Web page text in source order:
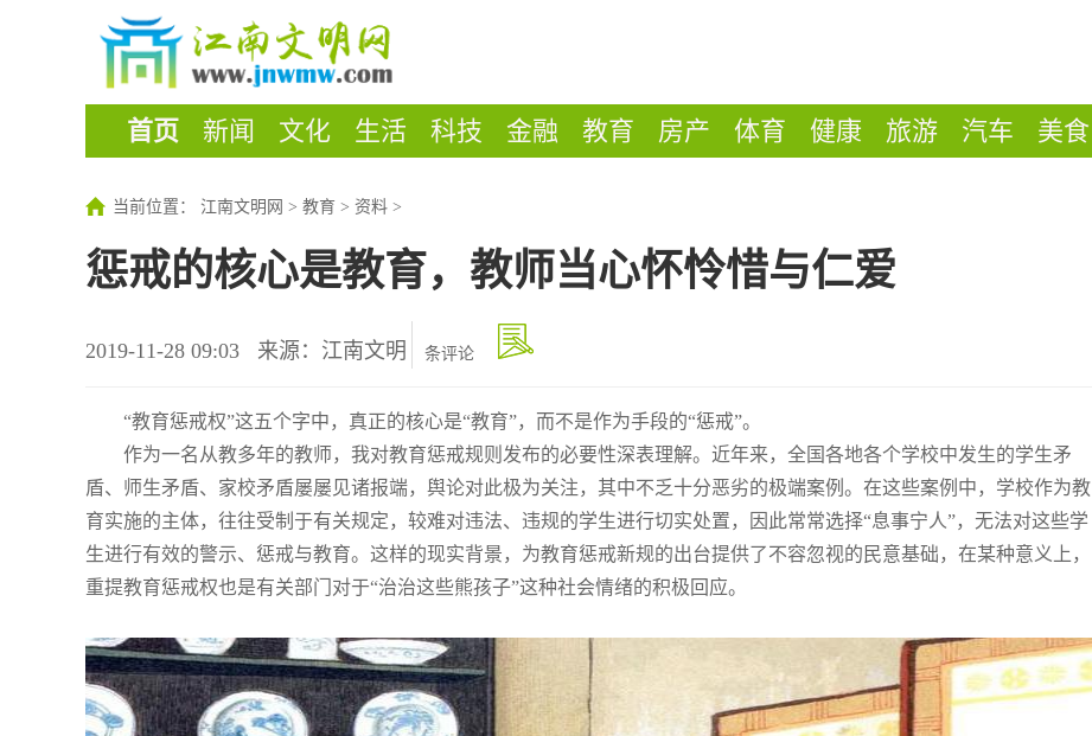
首页 新闻 文化 生活 科技 金融 教育 房产 体育 健康 旅游 汽车 美食
当前位置： 江南文明网 > 教育 > 资料 >
惩戒的核心是教育，教师当心怀怜惜与仁爱
2019-11-28 09:03 来源：江南文明 条评论
“教育惩戒权”这五个字中，真正的核心是“教育”，而不是作为手段的“惩戒”。
作为一名从教多年的教师，我对教育惩戒规则发布的必要性深表理解。近年来，全国各地各个学校中发生的学生矛
盾、师生矛盾、家校矛盾屡屡见诸报端，舆论对此极为关注，其中不乏十分恶劣的极端案例。在这些案例中，学校作为教
育实施的主体，往往受制于有关规定，较难对违法、违规的学生进行切实处置，因此常常选择“息事宁人”，无法对这些学
生进行有效的警示、惩戒与教育。这样的现实背景，为教育惩戒新规的出台提供了不容忽视的民意基础，在某种意义上，
重提教育惩戒权也是有关部门对于“治治这些熊孩子”这种社会情绪的积极回应。
美30多个州的疫情开始抬头 这样做饺子包起来黏糊不出汤